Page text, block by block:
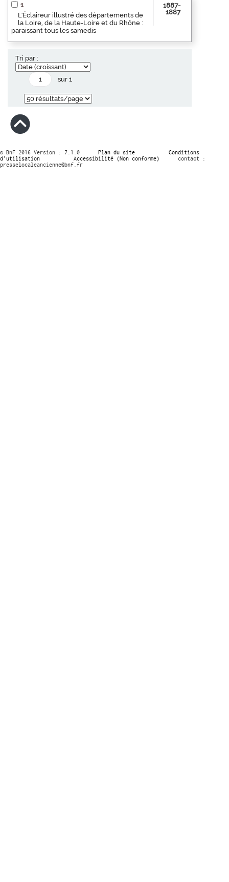
1
L'Éclaireur illustré des départements de
la Loire, de la Haute-Loire et du Rhône :
paraissant tous les samedis
1887-
1887
Tri par :
sur 1
© BnF 2016 Version : 7.1.0 Plan du site
Conditions
d’utilisation
Accessibilité (Non conforme)
contact :
presselocaleancienne@bnf.fr